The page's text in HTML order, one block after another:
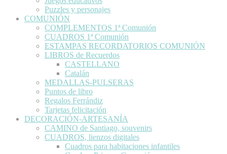
Puzzles y personajes
COMUNIÓN
COMPLEMENTOS 1ª Comunión
CUADROS 1ª Comunión
ESTAMPAS RECORDATORIOS COMUNIÓN
LIBROS de Recuerdos
CASTELLANO
Catalán
MEDALLAS-PULSERAS
Puntos de libro
Regalos Ferrándiz
Tarjetas felicitación
DECORACIÓN-ARTESANÍA
CAMINO de Santiago, souvenirs
CUADROS, lienzos digitales
Cuadros para habitaciones infantiles